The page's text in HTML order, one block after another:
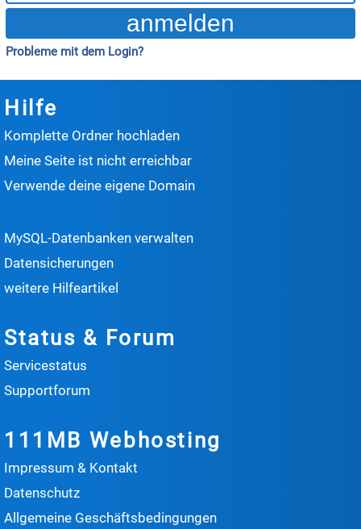
Probleme mit dem Login?
Hilfe
Komplette Ordner hochladen
Meine Seite ist nicht erreichbar
Verwende deine eigene Domain
MySQL-Datenbanken verwalten
Datensicherungen
weitere Hilfeartikel
Status & Forum
Servicestatus
Supportforum
111MB Webhosting
Impressum & Kontakt
Datenschutz
Allgemeine Geschäftsbedingungen